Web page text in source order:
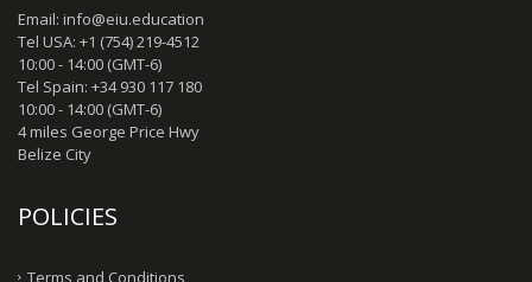
Email: info@eiu.education
Tel USA: +1 (754) 219-4512
10:00 - 14:00 (GMT-6)
Tel Spain: +34 930 117 180
10:00 - 14:00 (GMT-6)
4 miles George Price Hwy
Belize City
POLICIES
Terms and Conditions